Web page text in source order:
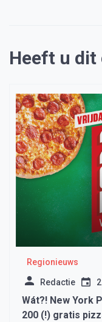
Heeft u dit
Regionieuws
Redactie
Wát?! New York
200 (!) gratis